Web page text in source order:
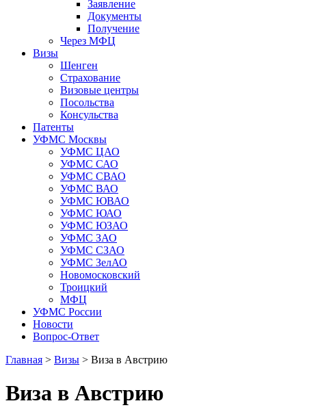
Заявление
Документы
Получение
Через МФЦ
Визы
Шенген
Страхование
Визовые центры
Посольства
Консульства
Патенты
УФМС Москвы
УФМС ЦАО
УФМС САО
УФМС СВАО
УФМС ВАО
УФМС ЮВАО
УФМС ЮАО
УФМС ЮЗАО
УФМС ЗАО
УФМС СЗАО
УФМС ЗелАО
Новомосковский
Троицкий
МФЦ
УФМС России
Новости
Вопрос-Ответ
Главная > Визы > Виза в Австрию
Виза в Австрию